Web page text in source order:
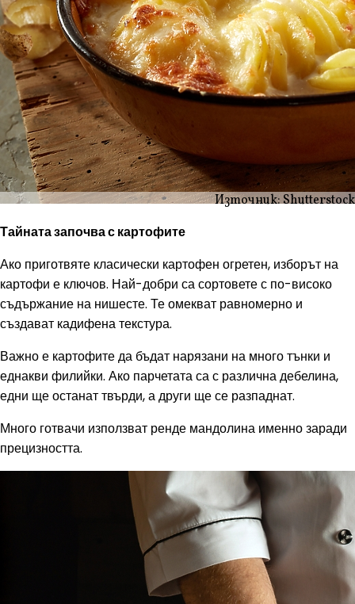
Източник: Shutterstock
Тайната започва с картофите
Ако приготвяте класически картофен огретен, изборът на
картофи е ключов. Най-добри са сортовете с по-високо
съдържание на нишесте. Те омекват равномерно и
създават кадифена текстура.
Важно е картофите да бъдат нарязани на много тънки и
еднакви филийки. Ако парчетата са с различна дебелина,
едни ще останат твърди, а други ще се разпаднат.
Много готвачи използват ренде мандолина именно заради
прецизността.